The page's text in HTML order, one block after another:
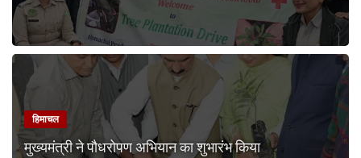
हिमाचल
मुख्यमंत्री ने पौधरोपण अभियान का शुभारंभ किया